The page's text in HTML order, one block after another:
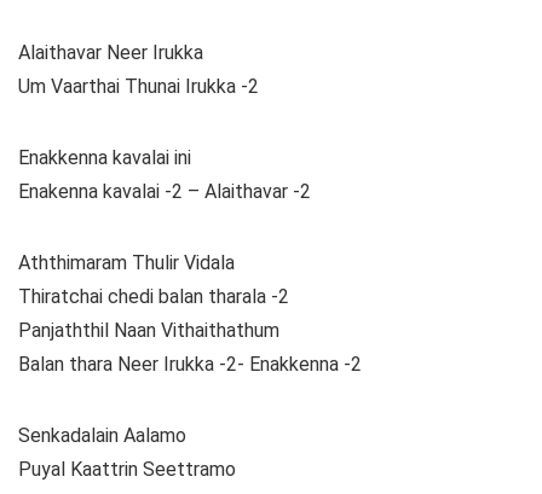
Alaithavar Neer Irukka
Um Vaarthai Thunai Irukka -2
Enakkenna kavalai ini
Enakenna kavalai -2 – Alaithavar -2
Aththimaram Thulir Vidala
Thiratchai chedi balan tharala -2
Panjaththil Naan Vithaithathum
Balan thara Neer Irukka -2- Enakkenna -2
Senkadalain Aalamo
Puyal Kaattrin Seettramo